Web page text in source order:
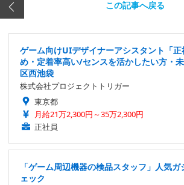
この記事へ戻る
ゲーム向けUIデザイナーアシスタント「
め・定着率高い/センスを活かしたい方・
区西池袋
株式会社プロジェクトトリガー
東京都
月給21万2,300円～35万2,300円
正社員
「ゲーム周辺機器の検品スタッフ」人気
ェック